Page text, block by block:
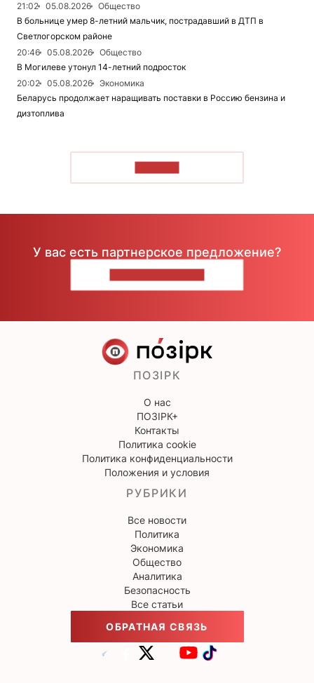
21:02
05.08.2026
Общество
В больнице умер 8-летний мальчик, пострадавший в ДТП в
Светлогорском районе
20:46
05.08.2026
Общество
В Могилеве утонул 14-летний подросток
20:02
05.08.2026
Экономика
Беларусь продолжает наращивать поставки в Россию бензина и
дизтоплива
У вас есть партнерское предложение?
ПОЗІРК
О нас
ПОЗІРК+
Контакты
Политика cookie
Политика конфиденциальности
Положения и условия
РУБРИКИ
Все новости
Политика
Экономика
Общество
Аналитика
Безопасность
Все статьи
ОБРАТНАЯ СВЯЗЬ